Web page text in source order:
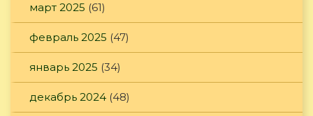
март 2025 (61)
февраль 2025 (47)
январь 2025 (34)
декабрь 2024 (48)